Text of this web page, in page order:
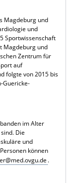
Magdeburg und
und
Sportwissenschaft
Magdeburg und
Zentrum für
auf
folgte von 2015 bis
Guericke-
im Alter
Die
und
können
.